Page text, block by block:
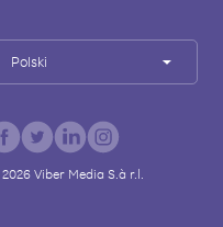
Polski
2026Viber Media S.à r.l.